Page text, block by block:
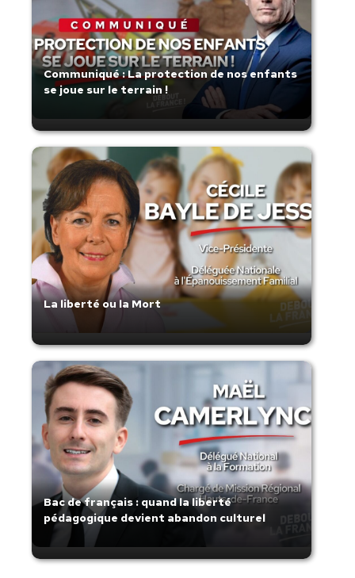
Communiqué : La protection de nos enfants
se joue sur le terrain !
La liberté ou la Mort
Bac de français : quand la liberté
pédagogique devient abandon culturel